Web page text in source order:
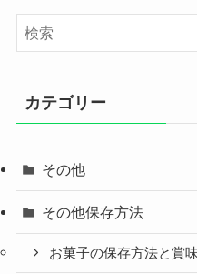
カテゴリー
その他
その他保存方法
お菓子の保存方法と賞